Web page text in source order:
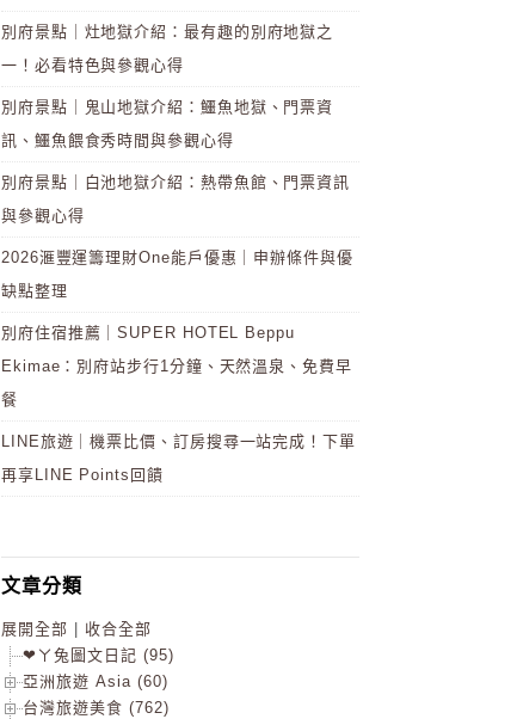
別府景點｜灶地獄介紹：最有趣的別府地獄之
一！必看特色與參觀心得
別府景點｜鬼山地獄介紹：鱷魚地獄、門票資
訊、鱷魚餵食秀時間與參觀心得
別府景點｜白池地獄介紹：熱帶魚館、門票資訊
與參觀心得
2026滙豐運籌理財One能戶優惠｜申辦條件與優
缺點整理
別府住宿推薦｜SUPER HOTEL Beppu
Ekimae：別府站步行1分鐘、天然溫泉、免費早
餐
LINE旅遊｜機票比價、訂房搜尋一站完成！下單
再享LINE Points回饋
文章分類
展開全部
收合全部
❤ㄚ兔圖文日記 (95)
亞洲旅遊 Asia (60)
台灣旅遊美食 (762)